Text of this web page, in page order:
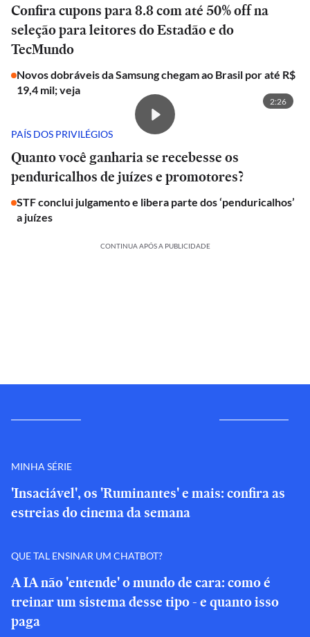
Confira cupons para 8.8 com até 50% off na
seleção para leitores do Estadão e do
TecMundo
Novos dobráveis da Samsung chegam ao Brasil por até R$
19,4 mil; veja
2:26
PAÍS DOS PRIVILÉGIOS
Quanto você ganharia se recebesse os
penduricalhos de juízes e promotores?
STF conclui julgamento e libera parte dos ‘penduricalhos’
a juízes
CONTINUA APÓS A PUBLICIDADE
MINHA SÉRIE
'Insaciável', os 'Ruminantes' e mais: confira as
estreias do cinema da semana
QUE TAL ENSINAR UM CHATBOT?
A IA não 'entende' o mundo de cara: como é
treinar um sistema desse tipo - e quanto isso
paga